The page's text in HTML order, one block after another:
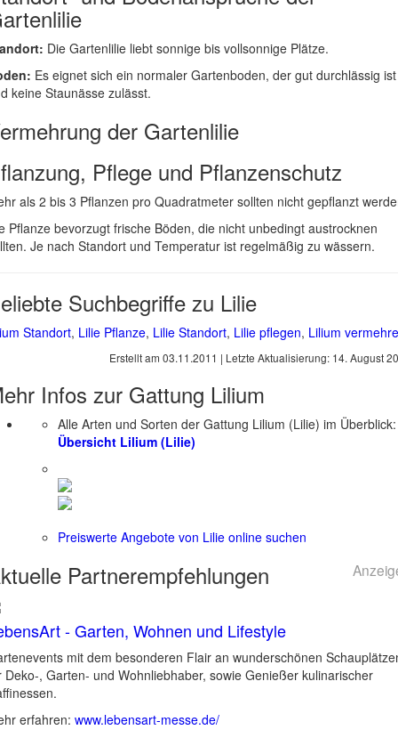
Die Gartenlilie liebt sonnige bis vollsonnige Plätze.
Es eignet sich ein normaler Gartenboden, der gut durchlässig ist
keine Staunässe zulässt.
der Gartenlilie
Pflege und Pflanzenschutz
als 2 bis 3 Pflanzen pro Quadratmeter sollten nicht gepflanzt
Pflanze bevorzugt frische Böden, die nicht unbedingt austrocknen
Je nach Standort und Temperatur ist regelmäßig zu wässern.
Suchbegriffe zu Lilie
Standort, Lilie Pflanze, Lilie Standort, Lilie pflegen, Lilium
Erstellt am 03.11.2011 | Letzte Aktualisierung: 14. August
Infos zur Gattung Lilium
Alle Arten und Sorten der Gattung Lilium (Lilie) im Überblick:
Übersicht Lilium (Lilie)
Preiswerte Angebote von Lilie online suchen
Partnerempfehlungen
- Garten, Wohnen und Lifestyle
mit dem besonderen Flair an wunderschönen
Deko-, Garten- und Wohnliebhaber, sowie Genießer kulinarischer
erfahren: www.lebensart-messe.de/